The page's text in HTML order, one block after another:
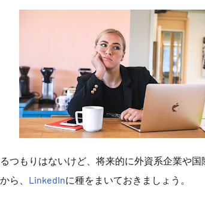
つもりはないけど、将来的に外資系企業や
ら、 LinkedInに種をまいておきましょう。